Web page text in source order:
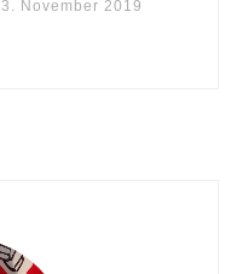
3. November 2019